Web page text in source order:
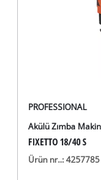
PROFESSIONAL
Akülü Zımba
FIXETTO 18/40 S
Ürün nr..: 4257785